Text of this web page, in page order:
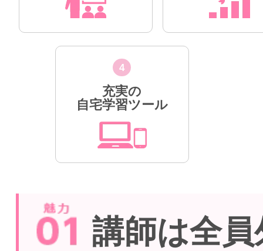
4
充実の
自宅学習ツール
講師は全